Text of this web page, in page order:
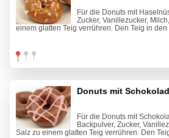
Für die Donuts mit
Zucker, Vanillezucker,
einem glatten Teig verrühren. Den Teig in den
Donuts mit
Für die Donuts mit
Backpulver, Zucker,
Salz zu einem glatten Teig verrühren. Den